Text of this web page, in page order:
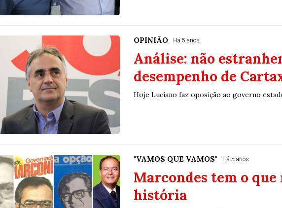
OPINIÃO Há 5 anos
Análise: não
desempenho de
Hoje Luciano faz oposição ao governo
"VAMOS QUE VAMOS" Há 5 anos
Marcondes tem o
história